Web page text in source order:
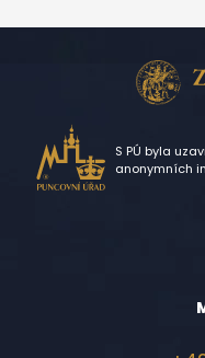
S PÚ byla
anonymních